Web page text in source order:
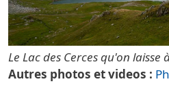
Le Lac des Cerces qu'on laisse
Autres photos et videos